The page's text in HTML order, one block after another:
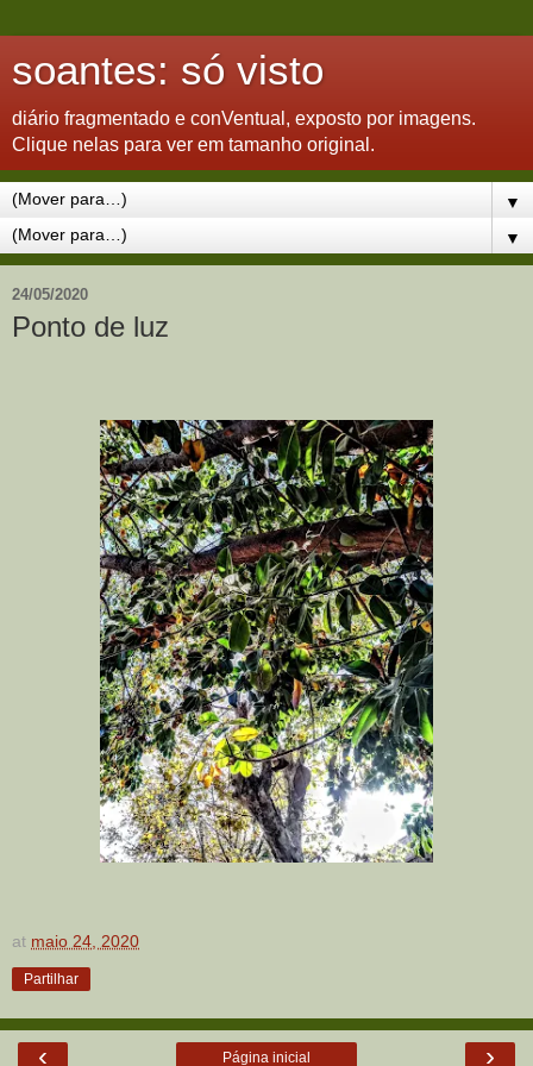
soantes: só visto
diário fragmentado e conVentual, exposto por imagens.
Clique nelas para ver em tamanho original.
▼
▼
24/05/2020
Ponto de luz
at maio 24, 2020
Partilhar
‹ ›
Página inicial